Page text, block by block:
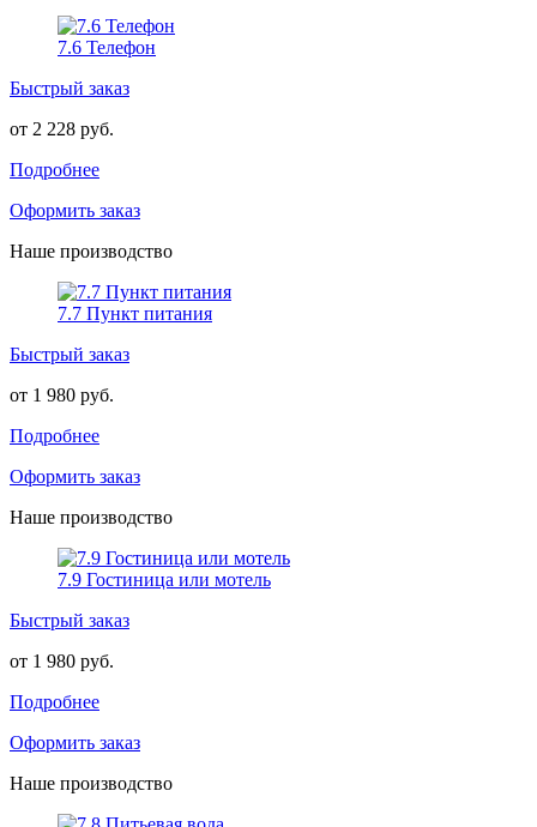
7.6 Телефон
Быстрый заказ
от 2 228 руб.
Подробнее
Оформить заказ
Наше производство
7.7 Пункт питания
Быстрый заказ
от 1 980 руб.
Подробнее
Оформить заказ
Наше производство
7.9 Гостиница или мотель
Быстрый заказ
от 1 980 руб.
Подробнее
Оформить заказ
Наше производство